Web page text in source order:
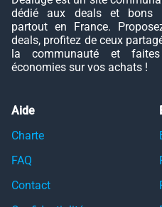
dédié aux deals et bons
partout en France.
deals, profitez de ceux
la communauté et
économies sur vos achats !
Aide
Charte
FAQ
Contact